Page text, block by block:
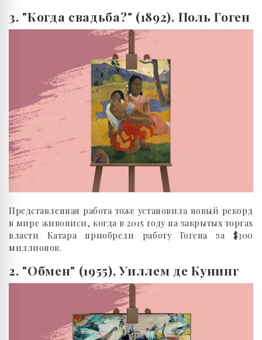
3. "Когда свадьба?" (1892), Поль Гоген
Представленная работа тоже установила новый рекорд
в мире живописи, когда в 2015 году на закрытых торгах
власти Катара приобрели работу Гогена за $300
миллионов.
2. "Обмен" (1955), Уиллем де Кунинг